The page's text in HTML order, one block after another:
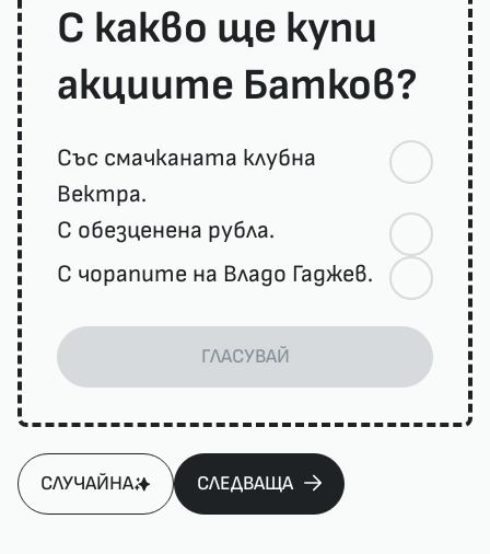
С какво ще купи
акциите Батков?
Със смачканата клубна
Вектра.
С обезценена рубла.
С чорапите на Владо Гаджев.
ГЛАСУВАЙ
СЛУЧАЙНА СЛЕДВАЩА